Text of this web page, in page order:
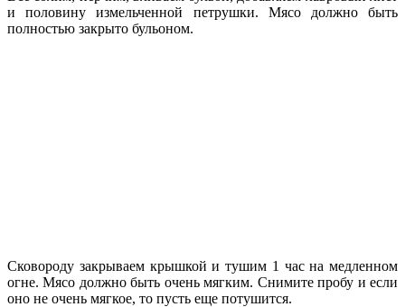
и половину измельченной петрушки. Мясо должно быть
полностью закрыто бульоном.
Сковороду закрываем крышкой и тушим 1 час на медленном
огне. Мясо должно быть очень мягким. Снимите пробу и если
оно не очень мягкое, то пусть еще потушится.